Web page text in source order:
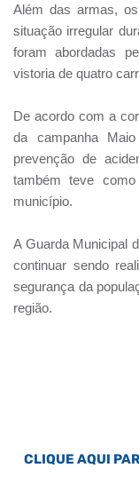
Além das armas,
situação irregular
foram abordadas
vistoria de quatro
De acordo com a
da campanha
prevenção de
também teve
município.
A Guarda Municipal
continuar sendo
segurança da
região.
CLIQUE AQUI